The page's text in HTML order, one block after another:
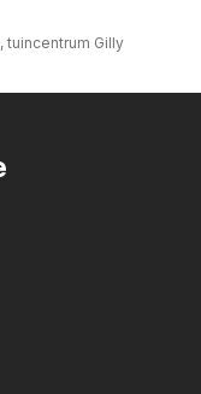
tuincentrum Gilly